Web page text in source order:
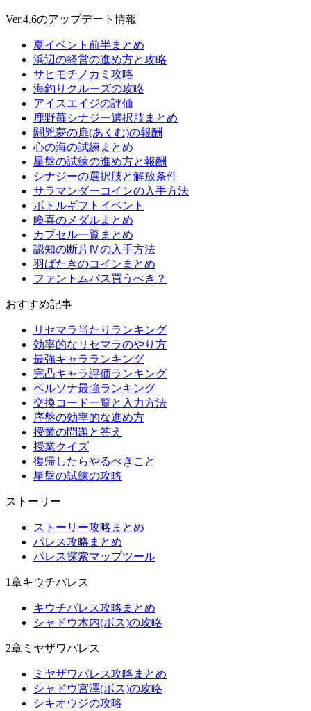
Ver.4.6のアップデート情報
夏イベント前半まとめ
浜辺の経営の進め方と攻略
サヒモチノカミ攻略
海釣りクルーズの攻略
アイスエイジの評価
鹿野苺シナジー選択肢まとめ
閼兇夢の扉(あくむ)の報酬
心の海の試練まとめ
星盤の試練の進め方と報酬
シナジーの選択肢と解放条件
サラマンダーコインの入手方法
ボトルギフトイベント
喚喜のメダルまとめ
カプセル一覧まとめ
認知の断片Ⅳの入手方法
羽ばたきのコインまとめ
ファントムパス買うべき？
おすすめ記事
リセマラ当たりランキング
効率的なリセマラのやり方
最強キャラランキング
完凸キャラ評価ランキング
ペルソナ最強ランキング
交換コード一覧と入力方法
序盤の効率的な進め方
授業の問題と答え
授業クイズ
復帰したらやるべきこと
星盤の試練の攻略
ストーリー
ストーリー攻略まとめ
パレス攻略まとめ
パレス探索マップツール
1章キウチパレス
キウチパレス攻略まとめ
シャドウ木内(ボス)の攻略
2章ミヤザワパレス
ミヤザワパレス攻略まとめ
シャドウ宮澤(ボス)の攻略
シキオウジの攻略